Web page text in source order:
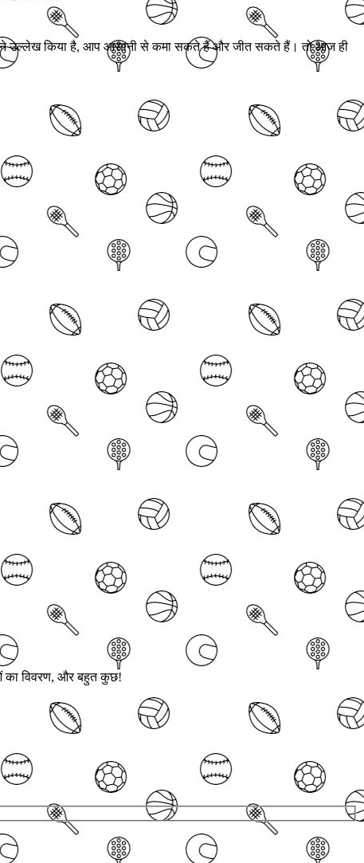
उल्लेख किया है, आप आसानी से कमा सकते हैं और जीत सकते हैं। तो आज ही
का विवरण, और बहुत कुछ!